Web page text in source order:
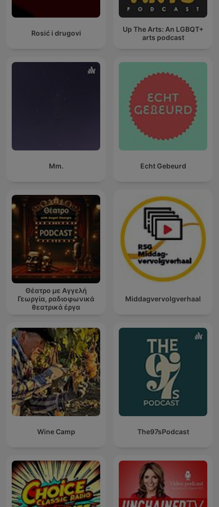
Rosić i drugovi
Up The Arts: An LGBQT+
arts podcast
Mm. Echt Gebeurd
Θέατρο με Αγγελή
Γεωργία, ραδιοφωνικά
θεατρικά έργα
Middagvervolgverhaal
Wine Camp The97sPodcast